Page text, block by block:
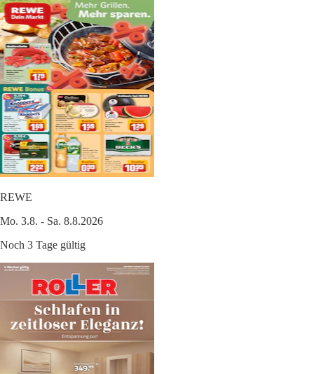
REWE
Mo. 3.8. - Sa. 8.8.2026
Noch 3 Tage gültig